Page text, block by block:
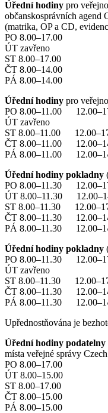
Úřední hodiny pro
občanskosprávních agend
(matrika, OP a CD,
PO 8.00–17.00
ÚT zavřeno
ST 8.00–17.00
ČT 8.00–14.00
PÁ 8.00–14.00
Úřední hodiny pro
PO 8.00–11.00
ÚT zavřeno
ST 8.00–11.00
ČT 8.00–11.00
PÁ 8.00–11.00
Úřední hodiny pokladny
PO 8.00–11.30
ÚT 8.00–11.30
ST 8.00–11.30
ČT 8.00–11.30
PÁ 8.00–11.30
Úřední hodiny pokladny
PO 8.00–11.30
ÚT zavřeno
ST 8.00–11.30
ČT 8.00–11.30
PÁ 8.00–11.30
Upřednostňována je
Úřední hodiny podatelny
místa veřejné správy
PO 8.00–17.00
ÚT 8.00–15.00
ST 8.00–17.00
ČT 8.00–15.00
PÁ 8.00–15.00